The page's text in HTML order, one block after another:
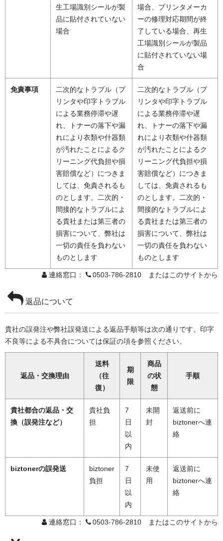
生工場識別シールが製
品に貼付されていない
場合
場合、プリンタメーカ
ーの修理対応期間が終
了している場合、再生
工場識別シールが製品
に貼付されていない場
合
免責事項
二次的なトラブル（プ
リンタや印字トラブル
による業務停滞や遅
れ、トナーの落下や漏
れにより衣類や什器類
が汚れたことによるク
リーニング代負担や損
害賠償など）につきま
しては、免責されるも
のとします。二次的・
間接的なトラブルによ
る貴社または第三者の
損害について、弊社は
一切の責任を負わない
ものとします
二次的なトラブル（プ
リンタや印字トラブル
による業務停滞や遅
れ、トナーの落下や漏
れにより衣類や什器類
が汚れたことによるク
リーニング代負担や損
害賠償など）につきま
しては、免責されるも
のとします。二次的・
間接的なトラブルによ
る貴社または第三者の
損害について、弊社は
一切の責任を負わない
ものとします
連絡窓口： 0503-786-2810 またはこのサイトから
返品について
貴社の誤発注や弊社誤発送による返品手順等は次の通りです。印字
不良等による不具合については保証の項を参照ください。
返品・交換理由
送料
（往
復）
期
限
商品
の状
態
手順
貴社都合の返品・交
換（誤発注など）
貴社負
担
7
日
以
内
未開
封
返送前に
biztonerへ連
絡
biztonerの誤発送
biztoner
負担
7
日
以
内
未使
用
返送前に
biztonerへ連
絡
連絡窓口： 0503-786-2810 またはこのサイトから